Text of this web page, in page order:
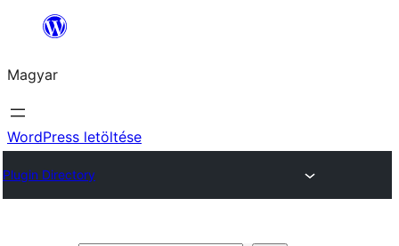
Ugrás
tartalomhoz
Magyar
WordPress letöltése
Plugin Directory